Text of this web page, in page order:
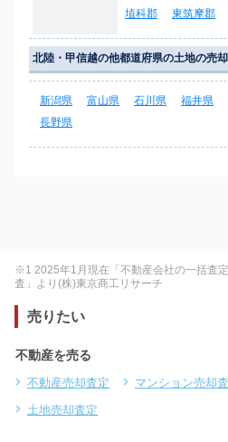
埴科郡
東筑摩郡
北陸・甲信越の他都道府県の土地の売
新潟県 富山県 石川県 福井県
長野県
※1 2025年1月現在「不動産会社の一括査
査」より(株)東京商工リサーチ
売りたい
不動産を売る
不動産売却査定 マンション売却
土地売却査定